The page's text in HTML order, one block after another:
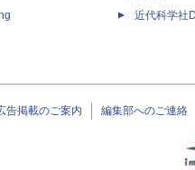
近代科学社
告掲載のご案内 編集部へのご連絡